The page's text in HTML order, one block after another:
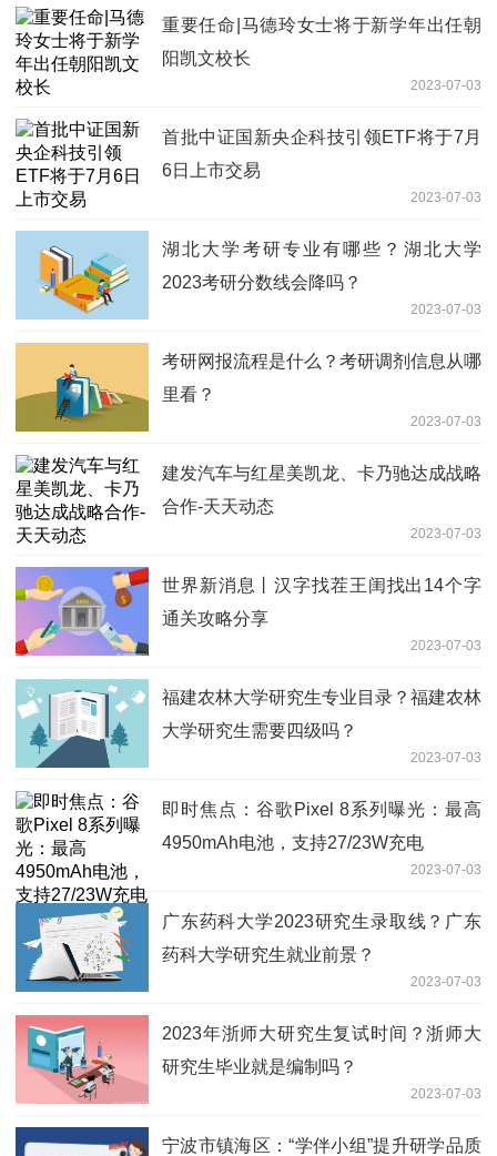
重要任命|马德玲女士将于新学年出任朝
阳凯文校长
2023-07-03
首批中证国新央企科技引领ETF将于7月
6日上市交易
2023-07-03
湖北大学考研专业有哪些？湖北大学
2023考研分数线会降吗？
2023-07-03
考研网报流程是什么？考研调剂信息从哪
里看？
2023-07-03
建发汽车与红星美凯龙、卡乃驰达成战略
合作-天天动态
2023-07-03
世界新消息丨汉字找茬王闺找出14个字
通关攻略分享
2023-07-03
福建农林大学研究生专业目录？福建农林
大学研究生需要四级吗？
2023-07-03
即时焦点：谷歌Pixel 8系列曝光：最高
4950mAh电池，支持27/23W充电
2023-07-03
广东药科大学2023研究生录取线？广东
药科大学研究生就业前景？
2023-07-03
2023年浙师大研究生复试时间？浙师大
研究生毕业就是编制吗？
2023-07-03
宁波市镇海区：“学伴小组”提升研学品质